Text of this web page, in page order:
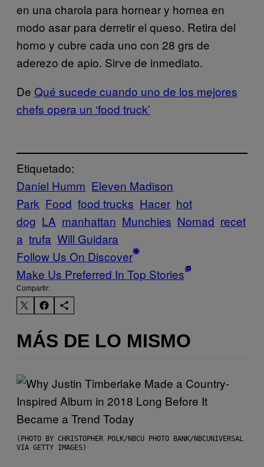
en una charola para hornear y hornea en
modo asar para derretir el queso. Retira del
horno y cubre cada uno con 28 grs de
aderezo de apio. Sirve de inmediato.
De Qué sucede cuando uno de los mejores
chefs opera un ‘food truck’
Etiquetado:
Daniel Humm Eleven Madison
Park Food food trucks Hacer hot
dog LA manhattan Munchies Nomad recet
a trufa Will Guidara
Follow Us On Discover
Make Us Preferred In Top Stories
Compartir:
MÁS DE LO MISMO
(PHOTO BY CHRISTOPHER POLK/NBCU PHOTO BANK/NBCUNIVERSAL
VIA GETTY IMAGES)